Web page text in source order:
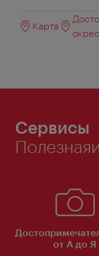
Карта
Сервисы
от А до Я